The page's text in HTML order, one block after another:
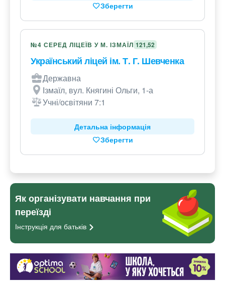
Зберегти
№4 СЕРЕД ЛІЦЕЇВ У М. ІЗМАЇЛ 121,52
Український ліцей ім. Т. Г. Шевченка
Державна
Ізмаїл, вул. Княгині Ольги, 1-а
Учні/освітяни 7:1
Детальна інформація
Зберегти
Як організувати навчання при
переїзді
Інструкція для батьків